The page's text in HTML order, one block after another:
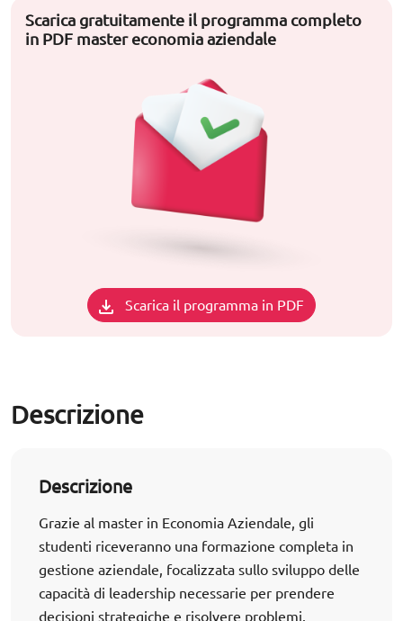
Scarica gratuitamente il programma completo
in PDF master economia aziendale
Scarica il programma in PDF
Descrizione
Descrizione
Grazie al master in Economia Aziendale, gli
studenti riceveranno una formazione completa in
gestione aziendale, focalizzata sullo sviluppo delle
capacità di leadership necessarie per prendere
decisioni strategiche e risolvere problemi.